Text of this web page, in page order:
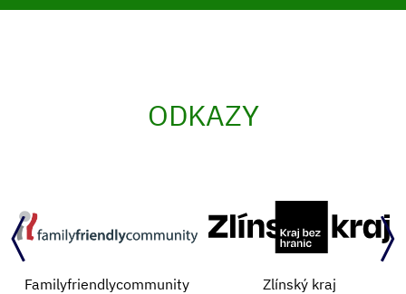
ODKAZY
Familyfriendlycommunity Zlínský kraj